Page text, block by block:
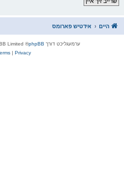
היים אידטיש פארומס
ערמעגליכט דורך phpBB
® Forum Software © phpBB Limited
Privacy
|